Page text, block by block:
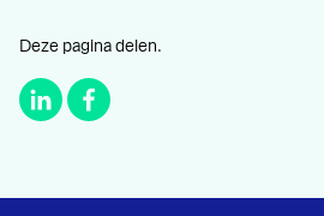
Deze pagina delen.